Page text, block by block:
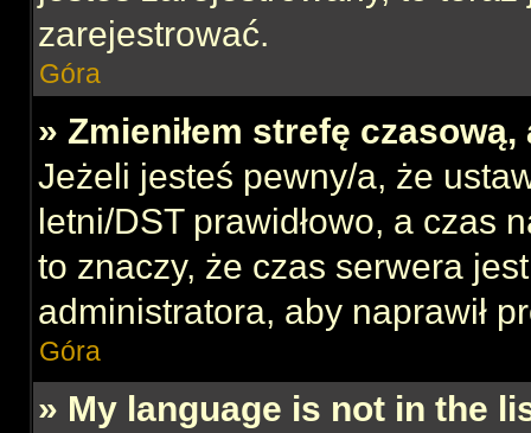
zarejestrować.
Góra
» Zmieniłem strefę
Jeżeli jesteś pewny/a, że
letni/DST prawidłowo, a czas
to znaczy, że czas serwera
administratora, aby naprawił
Góra
» My language is not in the